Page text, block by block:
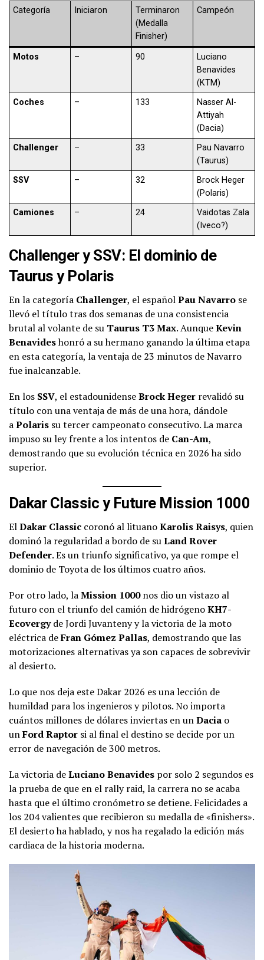
Categoría Iniciaron
Terminaron
(Medalla
Finisher)
Campeón
Motos – 90
Luciano
Benavides
(KTM)
Coches
– 133
Nasser Al-
Attiyah
(Dacia)
Challenger
– 33
Pau Navarro
(Taurus)
SSV
– 32
Brock Heger
(Polaris)
Camiones
– 24
Vaidotas Zala
(Iveco?)
Challenger y SSV: El dominio de
Taurus y Polaris
En la categoría Challenger, el españolPau Navarro se
llevó el título tras dos semanas de una consistencia
brutal al volante de su Taurus T3 Max. AunqueKevin
Benavideshonró a su hermano ganando la última etapa
en esta categoría, la ventaja de 23 minutos de Navarro
fue inalcanzable.
En los SSV, el estadounidenseBrock Heger revalidó su
título con una ventaja de más de una hora, dándole
aPolaris su tercer campeonato consecutivo. La marca
impuso su ley frente a los intentos de Can-Am,
demostrando que su evolución técnica en 2026 ha sido
superior.
Dakar Classic y Future Mission 1000
ElDakar Classic coronó al lituanoKarolis Raisys, quien
dominó la regularidad a bordo de suLand Rover
Defender. Es un triunfo significativo, ya que rompe el
dominio de Toyota de los últimos cuatro años.
Por otro lado, laMission 1000nos dio un vistazo al
futuro con el triunfo del camión de hidrógenoKH7-
Ecovergyde Jordi Juvanteny y la victoria de la moto
eléctrica deFran Gómez Pallas, demostrando que las
motorizaciones alternativas ya son capaces de sobrevivir
al desierto.
Lo que nos deja este Dakar 2026 es una lección de
humildad para los ingenieros y pilotos. No importa
cuántos millones de dólares inviertas en unDacia o
unFord Raptor si al final el destino se decide por un
error de navegación de 300 metros.
La victoria deLuciano Benavides por solo 2 segundos es
la prueba de que en el rally raid, la carrera no se acaba
hasta que el último cronómetro se detiene. Felicidades a
los 204 valientes que recibieron su medalla de «finishers».
El desierto ha hablado, y nos ha regalado la edición más
cardiaca de la historia moderna.